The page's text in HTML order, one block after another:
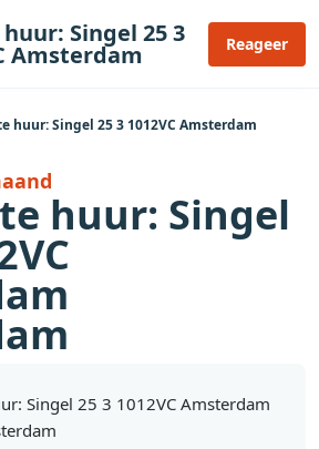
Singel 25 3
Amsterdam Reageer
huur: Singel 25 3 1012VC Amsterdam
huur: Singel
Singel 25 3 1012VC Amsterdam